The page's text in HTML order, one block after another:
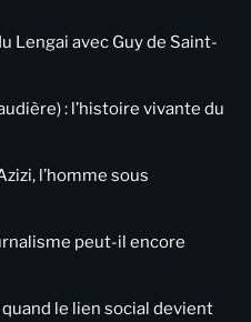
Lengai avec Guy de Saint-
: l’histoire vivante du
l’homme sous
peut-il encore
le lien social devient